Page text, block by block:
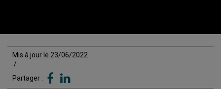
Mis à jour le 23/06/2022
/
Partager :